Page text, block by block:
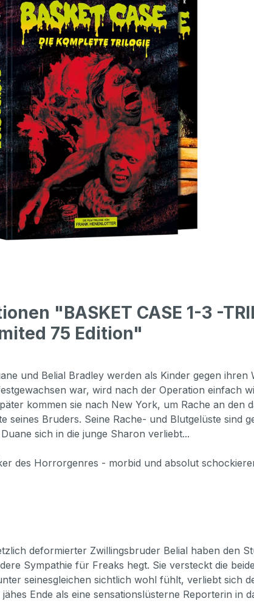
"BASKET CASE 1-3 -
75 Edition"
und Belial Bradley werden als Kinder gegen
war, wird nach der Operation einfach
kommen sie nach New York, um Rache an
seines Bruders. Seine Rache- und Blutgelüste
sich in die junge Sharon verliebt...
des Horrorgenres - morbid und absolut
deformierter Zwillingsbruder Belial haben den
Sympathie für Freaks hegt. Sie versteckt die
seinesgleichen sichtlich wohl fühlt, verliebt sich
Ende als eine sensationslüsterne Reporterin